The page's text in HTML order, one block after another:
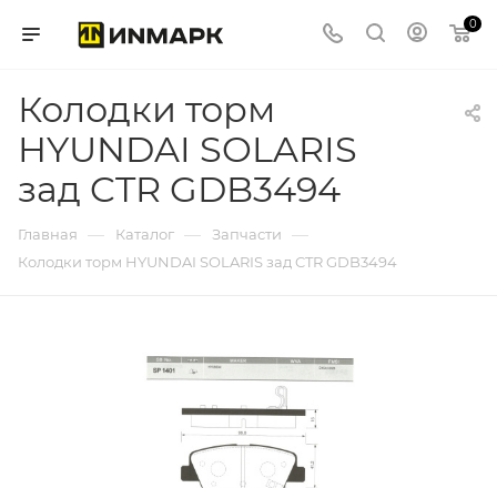
0
Колодки торм
HYUNDAI SOLARIS
зад CTR GDB3494
Главная — Каталог — Запчасти —
Колодки торм HYUNDAI SOLARIS зад CTR GDB3494